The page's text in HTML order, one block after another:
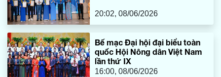
20:02, 08/06/2026
Bế mạc Đại hội đại biểu toàn
quốc Hội Nông dân Việt Nam
lần thứ IX
16:00, 08/06/2026